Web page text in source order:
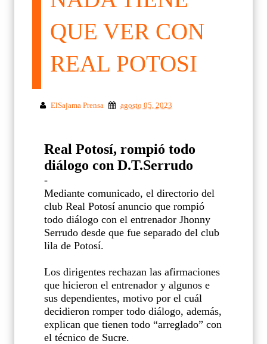
QUE VER CON
REAL POTOSI
ElSajama Prensa agosto 05, 2023
Real Potosí, rompió todo
diálogo con D.T.Serrudo
-
Mediante comunicado, el directorio del
club Real Potosí anuncio que rompió
todo diálogo con el entrenador Jhonny
Serrudo desde que fue separado del club
lila de Potosí.
Los dirigentes rechazan las afirmaciones
que hicieron el entrenador y algunos e
sus dependientes, motivo por el cuál
decidieron romper todo diálogo, además,
explican que tienen todo “arreglado” con
el técnico de Sucre.